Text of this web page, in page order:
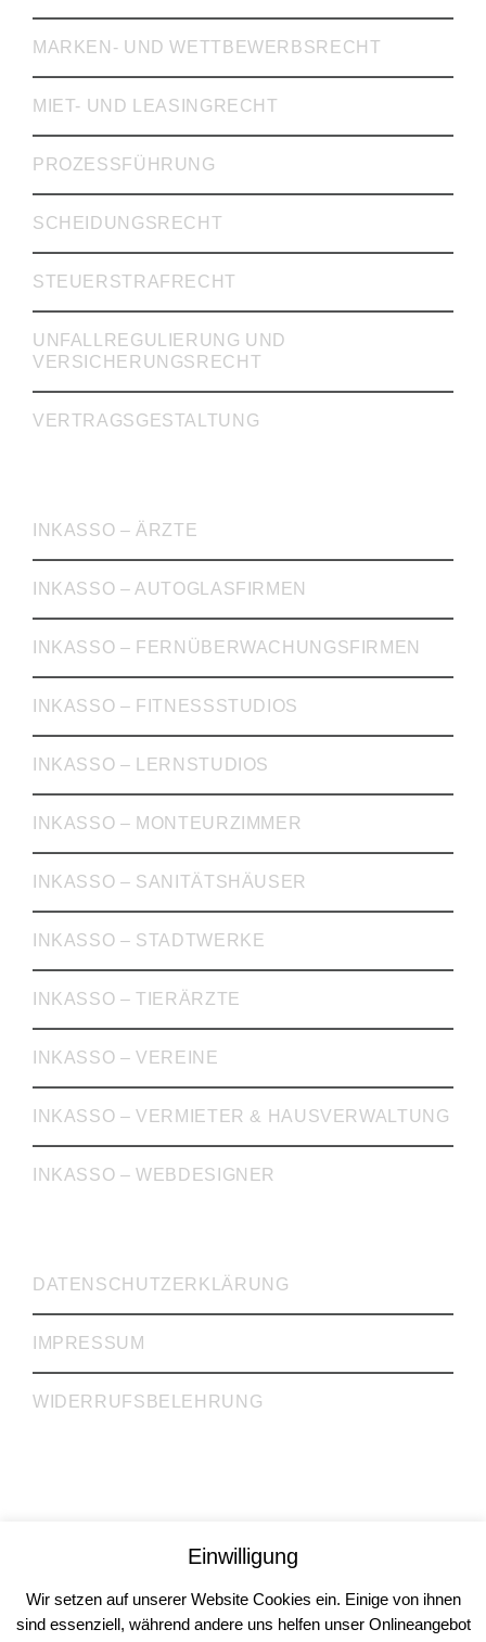
MARKEN- UND WETTBEWERBSRECHT
MIET- UND LEASINGRECHT
PROZESSFÜHRUNG
SCHEIDUNGSRECHT
STEUERSTRAFRECHT
UNFALLREGULIERUNG UND
VERSICHERUNGSRECHT
VERTRAGSGESTALTUNG
INKASSO – ÄRZTE
INKASSO – AUTOGLASFIRMEN
INKASSO – FERNÜBERWACHUNGSFIRMEN
INKASSO – FITNESSSTUDIOS
INKASSO – LERNSTUDIOS
INKASSO – MONTEURZIMMER
INKASSO – SANITÄTSHÄUSER
INKASSO – STADTWERKE
INKASSO – TIERÄRZTE
INKASSO – VEREINE
INKASSO – VERMIETER & HAUSVERWALTUNG
INKASSO – WEBDESIGNER
DATENSCHUTZERKLÄRUNG
IMPRESSUM
WIDERRUFSBELEHRUNG
Rechtsanwälte Dr. Krieg, Gill, Gehrke GbR
Rechtsberatung | Steuerberatung | Inkasso
Köln | Mülheim an der Ruhr
© 2026
Einwilligung
Wir setzen auf unserer Website Cookies ein. Einige von ihnen
sind essenziell, während andere uns helfen unser Onlineangebot